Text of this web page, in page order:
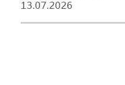
13.07.2026